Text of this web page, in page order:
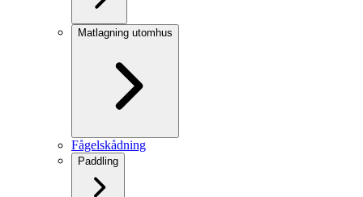
Matlagning utomhus
Fågelskådning
Paddling